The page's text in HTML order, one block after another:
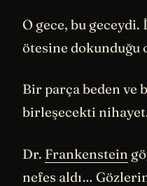
O gece, bu geceydi.
ötesine dokunduğu
Bir parça beden ve
birleşecekti nihayet.
Dr. Frankenstein
nefes aldı…